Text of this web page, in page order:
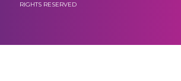
RIGHTS RESERVED